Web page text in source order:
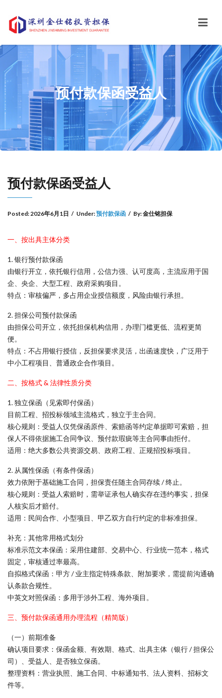
预付款保函受益人
预付款保函受益人
Posted:2026年6月1日 / Under:预付款保函 / By:金仕铭担保
一、按出具主体分类
1. 银行预付款保函
由银行开立，依托银行信用，公信力强、认可度高，主流应用于国
企、央企、大型工程、政府采购项目。
特点：审核偏严，多占用企业授信额度，风险由银行承担。
2. 担保公司预付款保函
由担保公司开立，依托担保机构信用，办理门槛更低、流程更简
便。
特点：不占用银行授信，反担保要求灵活，出函速度快，广泛用于
中小工程项目、普通政企合作项目。
二、按格式 & 法律性质分类
1. 独立保函（见索即付保函）
目前工程、招投标领域主流格式，独立于主合同。
核心规则：受益人仅凭保函原件、索赔函等约定单据即可索赔，担
保人不得依据施工合同争议、预付款瑕疵等主合同事由拒付。
适用：绝大多数公共资源交易、政府工程、正规招投标项目。
2. 从属性保函（有条件保函）
效力依附于基础施工合同，担保责任随主合同存续 / 终止。
核心规则：受益人索赔时，需举证承包人确实存在违约事实，担保
人核实后才赔付。
适用：民间合作、小型项目、甲乙双方自行约定的非标准担保。
补充：其他常用格式划分
标准示范文本保函：采用住建部、交易中心、行业统一范本，格式
固定，审核通过率最高。
自拟格式保函：甲方 / 业主指定特殊条款、附加要求，需提前沟通确
认条款合规性。
中英文对照保函：多用于涉外工程、海外项目。
三、预付款保函通用办理流程（精简版）
（一）前期准备
确认项目要求：保函金额、有效期、格式、出具主体（银行 / 担保公
司）、受益人、是否独立保函。
整理资料：营业执照、施工合同、中标通知书、法人资料、招标文
件等。